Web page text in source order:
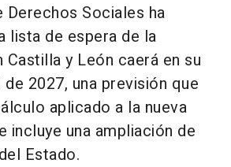
Derechos Sociales ha
lista de espera de la
Castilla y León caerá en su
2027, una previsión que
aplicado a la nueva
incluye una ampliación de
Estado.